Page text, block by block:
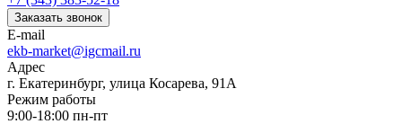
Заказать звонок
E-mail
ekb-market@igcmail.ru
Адрес
г. Екатеринбург, улица Косарева, 91А
Режим работы
9:00-18:00 пн-пт